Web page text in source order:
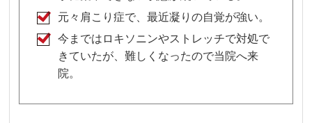
元々肩こり症で、最近凝りの自覚が強い。
今まではロキソニンやストレッチで対処で
きていたが、難しくなったので当院へ来
院。